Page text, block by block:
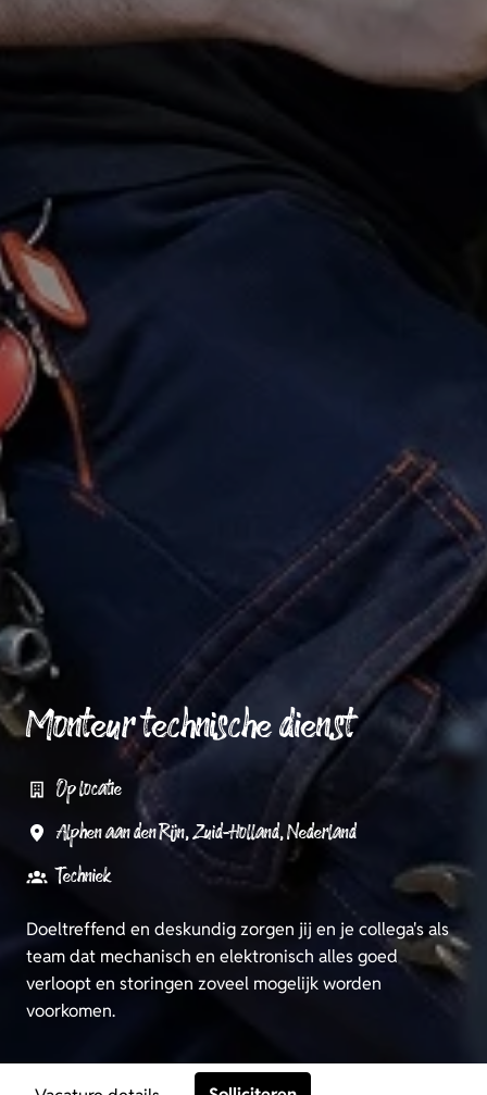
Monteur technische dienst
Op locatie
Alphen aan den Rijn,Zuid-Holland,Nederland
Techniek
Doeltreffend en deskundig zorgen jij en je collega's als
team dat mechanisch en elektronisch alles goed
verloopt en storingen zoveel mogelijk worden
voorkomen.